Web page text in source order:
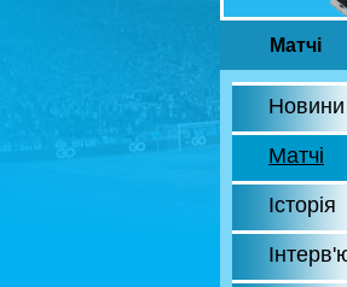
Матчі
Новини
Матчі
Історія